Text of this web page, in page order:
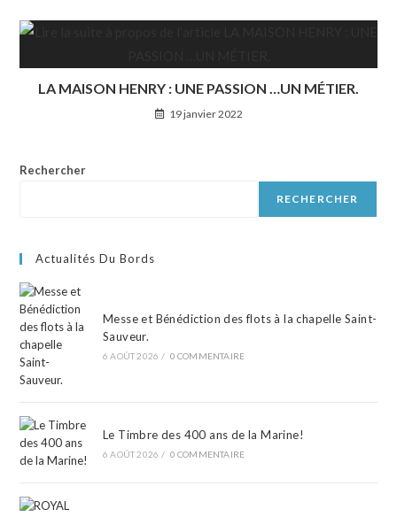
LA MAISON HENRY : UNE PASSION …UN MÉTIER.
19 janvier 2022
Rechercher
RECHERCHER
Actualités Du Bords
Messe et Bénédiction des flots à la chapelle Saint-
Sauveur.
6 AOÛT 2026 / 0 COMMENTAIRE
Le Timbre des 400 ans de la Marine!
6 AOÛT 2026 / 0 COMMENTAIRE